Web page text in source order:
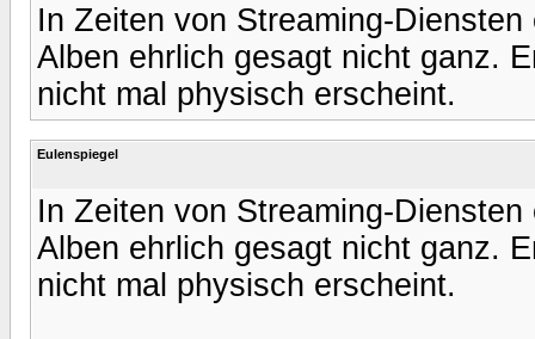
In Zeiten von Streaming-
Alben ehrlich gesagt nicht ganz.
nicht mal physisch erscheint.
Eulenspiegel
In Zeiten von Streaming-
Alben ehrlich gesagt nicht ganz.
nicht mal physisch erscheint.